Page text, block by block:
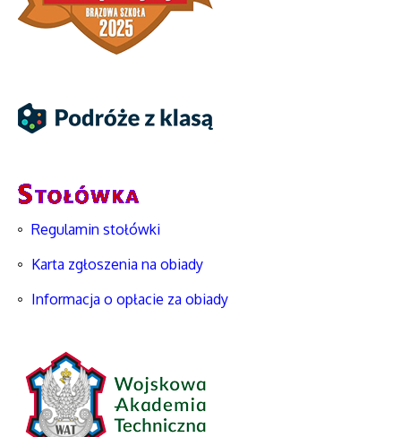
Regulamin stołówki
Karta zgłoszenia na obiady
Informacja o opłacie za obiady